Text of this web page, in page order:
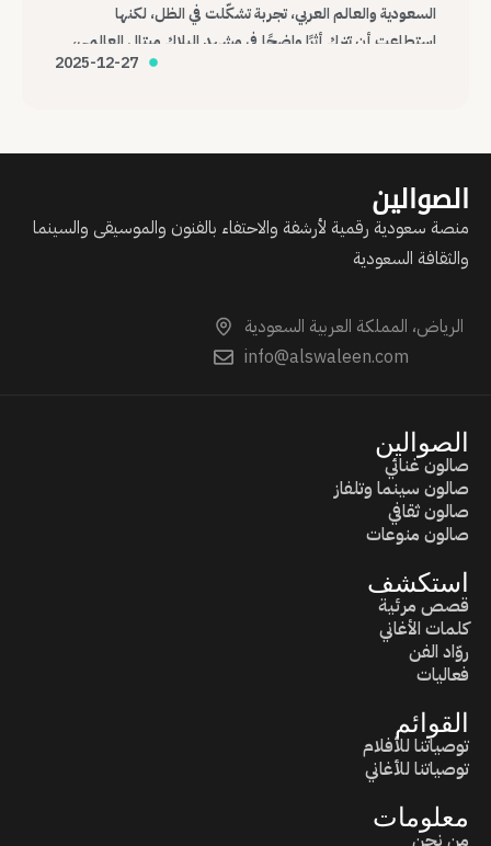
السعودية والعالم العربي، تجربة تشكّلت في الظل، لكنها
استطاعت أن تترك أثرًا واضحًا في مشهد البلاك ميتال العالمي،
وتؤكد أن الموسيقى، مهما كانت هامشية أو صادمة، قادرة على
2025-12-27
الصوالين
منصة سعودية رقمية لأرشفة والاحتفاء بالفنون والموسيقى والسينما
والثقافة السعودية
الرياض، المملكة العربية السعودية
info@alswaleen.com
الصوالين
صالون غنائي
صالون سينما وتلفاز
صالون ثقافي
صالون منوعات
استكشف
قصص مرئية
كلمات الأغاني
روّاد الفن
فعاليات
القوائم
توصياتنا للأفلام
توصياتنا للأغاني
معلومات
من نحن